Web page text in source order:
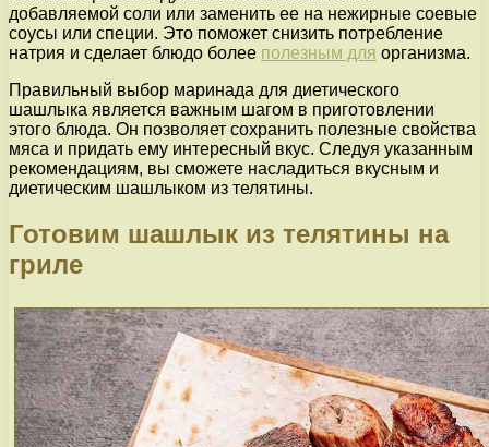
добавляемой соли или заменить ее на нежирные соевые
соусы или специи. Это поможет снизить потребление
натрия и сделает блюдо более полезным для организма.
Правильный выбор маринада для диетического
шашлыка является важным шагом в приготовлении
этого блюда. Он позволяет сохранить полезные свойства
мяса и придать ему интересный вкус. Следуя указанным
рекомендациям, вы сможете насладиться вкусным и
диетическим шашлыком из телятины.
Готовим шашлык из телятины на
гриле